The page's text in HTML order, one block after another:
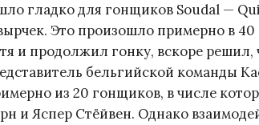
гладко для гонщиков Soudal —
Это произошло примерно в
и продолжил гонку, вскоре решил,
бельгийской команды
из 20 гонщиков, в числе
и Яспер Стёйвен. Однако